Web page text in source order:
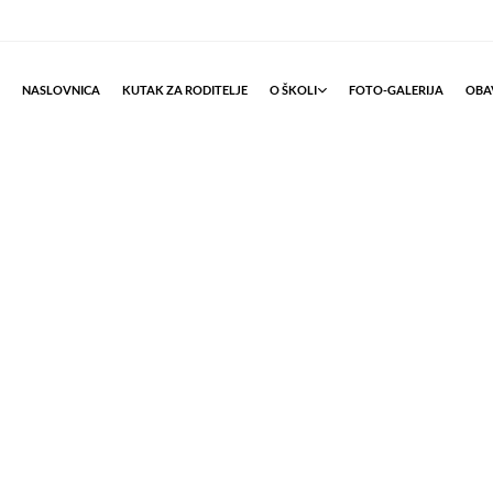
NASLOVNICA KUTAK ZA RODITELJE O ŠKOLI FOTO-GALERIJA